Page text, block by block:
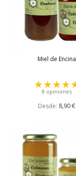
Miel de Encina
8 opiniones
Desde: 8,90 €